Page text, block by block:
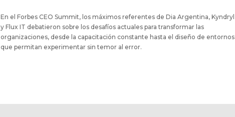
En el Forbes CEO Summit, los máximos referentes de Dia Argentina, Kyndryl
y Flux IT debatieron sobre los desafíos actuales para transformar las
organizaciones, desde la capacitación constante hasta el diseño de entornos
que permitan experimentar sin temor al error.